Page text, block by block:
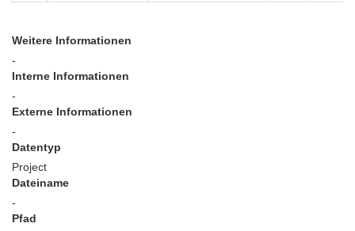
Weitere Informationen
-
Interne Informationen
-
Externe Informationen
-
Datentyp
Project
Dateiname
-
Pfad